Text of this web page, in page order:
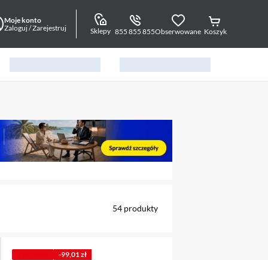
Moje konto
Zaloguj / Zarejestruj
Sklepy 855 855 855Obserwowane Koszyk
element 1 z 4
54 produkty
-99,01 zł